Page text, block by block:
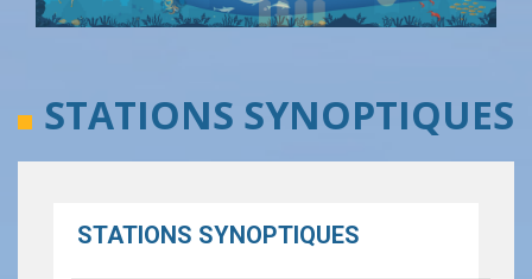
STATIONS SYNOPTIQUES
STATIONS SYNOPTIQUES